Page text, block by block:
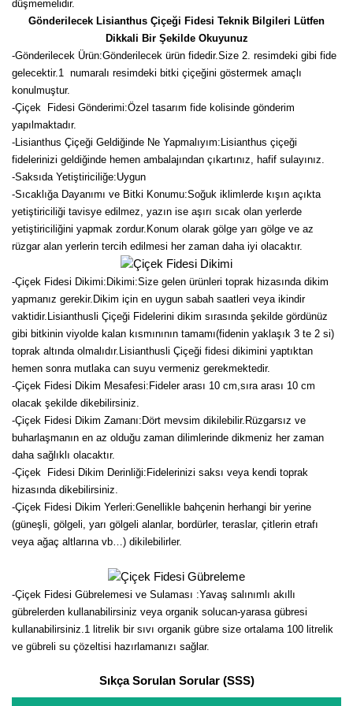
düşmemelidir.
Gönderilecek Lisianthus Çiçeği Fidesi Teknik Bilgileri Lütfen
Dikkali Bir Şekilde Okuyunuz
-Gönderilecek Ürün:Gönderilecek ürün fidedir.Size 2. resimdeki gibi fide
gelecektir.1 numaralı resimdeki bitki çiçeğini göstermek amaçlı
konulmuştur.
-Çiçek Fidesi Gönderimi:Özel tasarım fide kolisinde gönderim
yapılmaktadır.
-Lisianthus Çiçeği Geldiğinde Ne Yapmalıyım:Lisianthus çiçeği
fidelerinizi geldiğinde hemen ambalajından çıkartınız, hafif sulayınız.
-Saksıda Yetiştiriciliğe:Uygun
-Sıcaklığa Dayanımı ve Bitki Konumu:Soğuk iklimlerde kışın açıkta
yetiştiriciliği tavisye edilmez, yazın ise aşırı sıcak olan yerlerde
yetiştiriciliğini yapmak zordur.Konum olarak gölge yarı gölge ve az
rüzgar alan yerlerin tercih edilmesi her zaman daha iyi olacaktır.
-Çiçek Fidesi Dikimi: Dikimi:Size gelen ürünleri toprak hizasında dikim
yapmanız gerekir.Dikim için en uygun sabah saatleri veya ikindir
vaktidir.Lisianthusli Çiçeği Fidelerini dikim sırasında şekilde gördünüz
gibi bitkinin viyolde kalan kısmınının tamamı(fidenin yaklaşık 3 te 2 si)
toprak altında olmalıdır.Lisianthusli Çiçeği fidesi dikimini yaptıktan
hemen sonra mutlaka can suyu vermeniz gerekmektedir.
-Çiçek Fidesi Dikim Mesafesi:Fideler arası 10 cm,sıra arası 10 cm
olacak şekilde dikebilirsiniz.
-Çiçek Fidesi Dikim Zamanı:Dört mevsim dikilebilir.Rüzgarsız ve
buharlaşmanın en az olduğu zaman dilimlerinde dikmeniz her zaman
daha sağlıklı olacaktır.
-Çiçek Fidesi Dikim Derinliği:Fidelerinizi saksı veya kendi toprak
hizasında dikebilirsiniz.
-Çiçek Fidesi Dikim Yerleri:Genellikle bahçenin herhangi bir yerine
(güneşli, gölgeli, yarı gölgeli alanlar, bordürler, teraslar, çitlerin etrafı
veya ağaç altlarına vb…) dikilebilirler.
-Çiçek Fidesi Gübrelemesi ve Sulaması :Yavaş salınımlı akıllı
gübrelerden kullanabilirsiniz veya organik solucan-yarasa gübresi
kullanabilirsiniz.1 litrelik bir sıvı organik gübre size ortalama 100 litrelik
ve gübreli su çözeltisi hazırlamanızı sağlar.
Sıkça Sorulan Sorular (SSS)